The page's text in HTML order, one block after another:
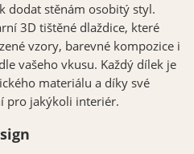
dodat stěnám osobitý styl.
3D tištěné dlaždice, které
vzory, barevné kompozice i
vašeho vkusu. Každý dílek je
materiálu a díky své
pro jakýkoli interiér.